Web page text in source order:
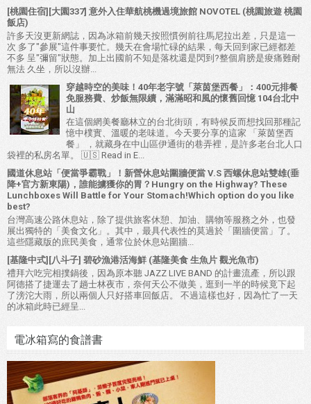
[桃園住宿][大園337] 意外入住華航桃機過境旅館 NOVOTEL (桃園旅遊 桃園
飯店)
許多天沒更新網誌，因為冰箱前幾天按照慣例前往馬尼拉出差，只是這一
次 多了"參展"這件事要忙。幾天在會場忙碌的結果，每天回到家已經都差
不多 呈"彌留"狀態。加上出國前不知是落枕還是閃到?整個肩膀是痠痛難耐
無法 久坐，所以沒辦...
穿越時空的美味！40年老字號「萊茵堡西餐」：400元排餐
免服務費、炒飯無限續，滿滿昭和風的懷舊回憶 104台北中
山
在這個網美餐廳林立的台北街頭，有時候反而想找回那種記
憶中樸實、溫暖的老味道。今天要分享的這家 「萊茵堡西
餐」 ，就藏身在中山區伊通街的巷弄裡，是許多老台北人口
袋裡的私房名單。 🇺🇸 Read in E...
國道休息站「便當爭霸戰」！新營休息站圍牆便當 V.S 西螺休息站雙雄(垂
降+官方新東陽)，誰能擄獲你的胃？Hungry on the Highway? These
Lunchboxes Will Battle for Your Stomach!Which option do you like
best?
台灣高速公路休息站，除了提供旅客休憩、加油、購物等服務之外，也發
展出獨特的「美食文化」。其中，最具代表性的莫過於「圍牆便當」了。
這些隱藏版的庶民美食，通常位於休息站圍牆...
[基隆中式][八斗子] 碧砂漁港活海鮮 (基隆美食 生魚片 觀光魚市)
禮拜六吃完相撲鍋後，因為原本聽 JAZZ LIVE BAND 的計畫流產，所以跟
阿德搭了捷運去了趟士林夜市，奈何天公不做美，逛到一半的時候竟下起
了滂沱大雨，所以兩個人只好搭車回飯店。 不過這樣也好，因為忙了一天
的冰箱此時已經呈...
電冰箱寫的食譜書